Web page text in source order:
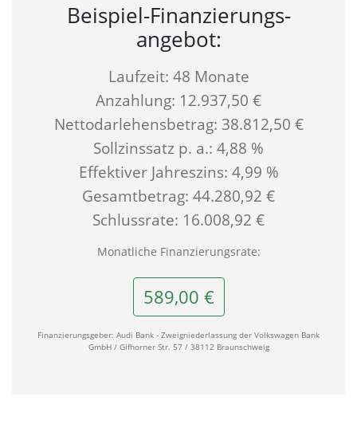
Beispiel-Finanzierungs­
angebot:
Laufzeit: 48 Monate
Anzahlung: 12.937,50 €
Nettodarlehensbetrag: 38.812,50 €
Sollzinssatz p. a.: 4,88 %
Effektiver Jahreszins: 4,99 %
Gesamtbetrag: 44.280,92 €
Schlussrate: 16.008,92 €
Monatliche Finanzierungsrate:
589,00 €
Finanzierungsgeber: Audi Bank - Zweigniederlassung der Volkswagen Bank
GmbH / Gifhorner Str. 57 / 38112 Braunschweig